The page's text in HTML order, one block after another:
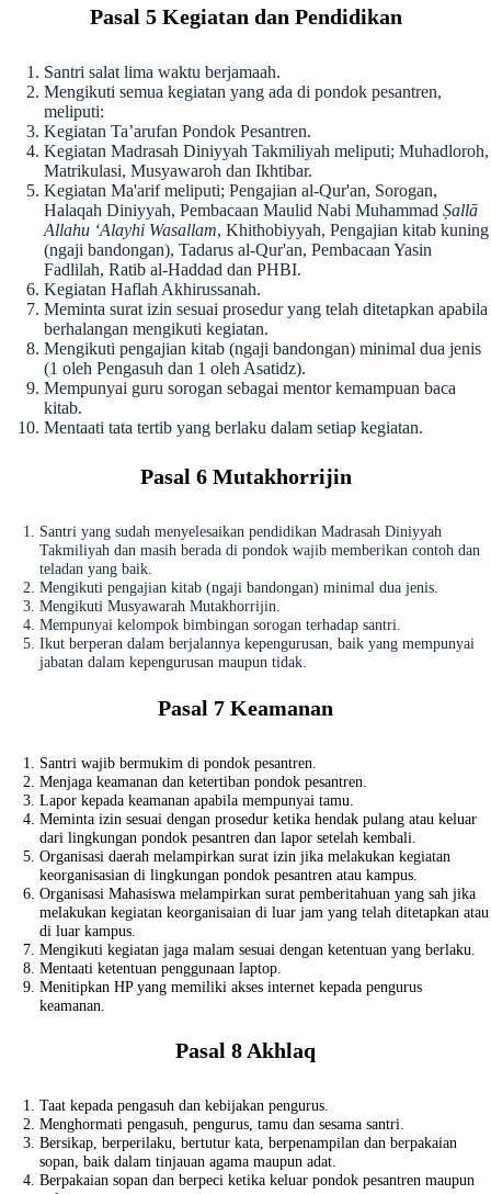
Pasal 5 Kegiatan dan Pendidikan
Santri salat lima waktu berjamaah.
Mengikuti semua kegiatan yang ada di pondok pesantren,
meliputi:
Kegiatan Ta’arufan Pondok Pesantren.
Kegiatan Madrasah Diniyyah Takmiliyah meliputi; Muhadloroh,
Matrikulasi, Musyawaroh dan Ikhtibar.
Kegiatan Ma'arif meliputi; Pengajian al-Qur'an, Sorogan,
Halaqah Diniyyah, Pembacaan Maulid Nabi Muhammad Ṣallā
Allahu ‘Alayhi Wasallam, Khithobiyyah, Pengajian kitab kuning
(ngaji bandongan), Tadarus al-Qur'an, Pembacaan Yasin
Fadlilah, Ratib al-Haddad dan PHBI.
Kegiatan Haflah Akhirussanah.
Meminta surat izin sesuai prosedur yang telah ditetapkan apabila
berhalangan mengikuti kegiatan.
Mengikuti pengajian kitab (ngaji bandongan) minimal dua jenis
(1 oleh Pengasuh dan 1 oleh Asatidz).
Mempunyai guru sorogan sebagai mentor kemampuan baca
kitab.
Mentaati tata tertib yang berlaku dalam setiap kegiatan.
Pasal 6 Mutakhorrijin
Santri yang sudah menyelesaikan pendidikan Madrasah Diniyyah
Takmiliyah dan masih berada di pondok wajib memberikan contoh dan
teladan yang baik.
Mengikuti pengajian kitab (ngaji bandongan) minimal dua jenis.
Mengikuti Musyawarah Mutakhorrijin.
Mempunyai kelompok bimbingan sorogan terhadap santri.
Ikut berperan dalam berjalannya kepengurusan, baik yang mempunyai
jabatan dalam kepengurusan maupun tidak.
Pasal 7 Keamanan
Santri wajib bermukim di pondok pesantren.
Menjaga keamanan dan ketertiban pondok pesantren.
Lapor kepada keamanan apabila mempunyai tamu.
Meminta izin sesuai dengan prosedur ketika hendak pulang atau keluar
dari lingkungan pondok pesantren dan lapor setelah kembali.
Organisasi daerah melampirkan surat izin jika melakukan kegiatan
keorganisasian di lingkungan pondok pesantren atau kampus.
Organisasi Mahasiswa melampirkan surat pemberitahuan yang sah jika
melakukan kegiatan keorganisaian di luar jam yang telah ditetapkan atau
di luar kampus.
Mengikuti kegiatan jaga malam sesuai dengan ketentuan yang berlaku.
Mentaati ketentuan penggunaan laptop.
Menitipkan HP yang memiliki akses internet kepada pengurus
keamanan.
Pasal 8 Akhlaq
Taat kepada pengasuh dan kebijakan pengurus.
Menghormati pengasuh, pengurus, tamu dan sesama santri.
Bersikap, berperilaku, bertutur kata, berpenampilan dan berpakaian
sopan, baik dalam tinjauan agama maupun adat.
Berpakaian sopan dan berpeci ketika keluar pondok pesantren maupun